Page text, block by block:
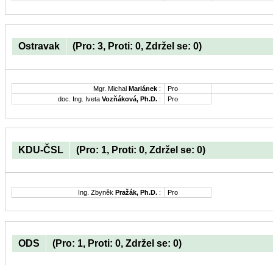
Ostravak (Pro: 3, Proti: 0, Zdržel se: 0)
Mgr. Michal Mariánek :
Pro
doc. Ing. Iveta Vozňáková, Ph.D. : Pro
KDU-ČSL (Pro: 1, Proti: 0, Zdržel se: 0)
Ing. Zbyněk Pražák, Ph.D. : Pro
ODS (Pro: 1, Proti: 0, Zdržel se: 0)